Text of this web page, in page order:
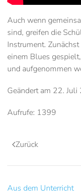
Auch wenn
sind, greifen die
Instrument.
einem Blues
und aufgenommen
Geändert am 22. Juli
Aufrufe: 1399
Zurück
Aus dem Unterricht